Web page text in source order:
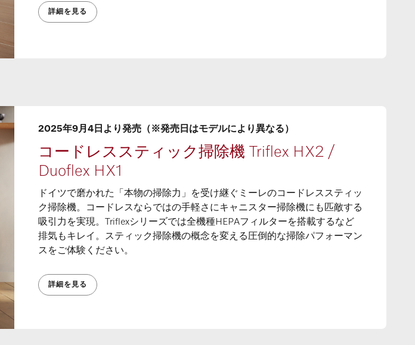
詳細を見る
2025年9月4日より発売（※発売日はモデルにより異なる）
コードレススティック掃除機 Triflex HX2 /
Duoflex HX1
ドイツで磨かれた「本物の掃除力」を受け継ぐミーレのコードレススティッ
ク掃除機。コードレスならではの手軽さにキャニスター掃除機にも匹敵する
吸引力を実現。Triflexシリーズでは全機種HEPAフィルターを搭載するなど
排気もキレイ。スティック掃除機の概念を変える圧倒的な掃除パフォーマン
スをご体験ください。
詳細を見る